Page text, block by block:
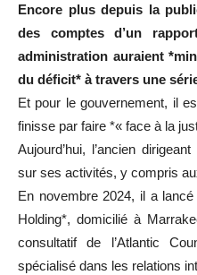
Encore plus depuis la
des comptes d’un
administration auraient
du déficit* à travers une
Et pour le gouvernement, il
finisse par faire *« face à la
Aujourd’hui, l’ancien
sur ses activités, y compris
En novembre 2024, il a
Holding*, domicilié à
consultatif de l’Atlantic
spécialisé dans les relations